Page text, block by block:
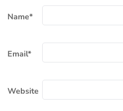
Name*
Email*
Website